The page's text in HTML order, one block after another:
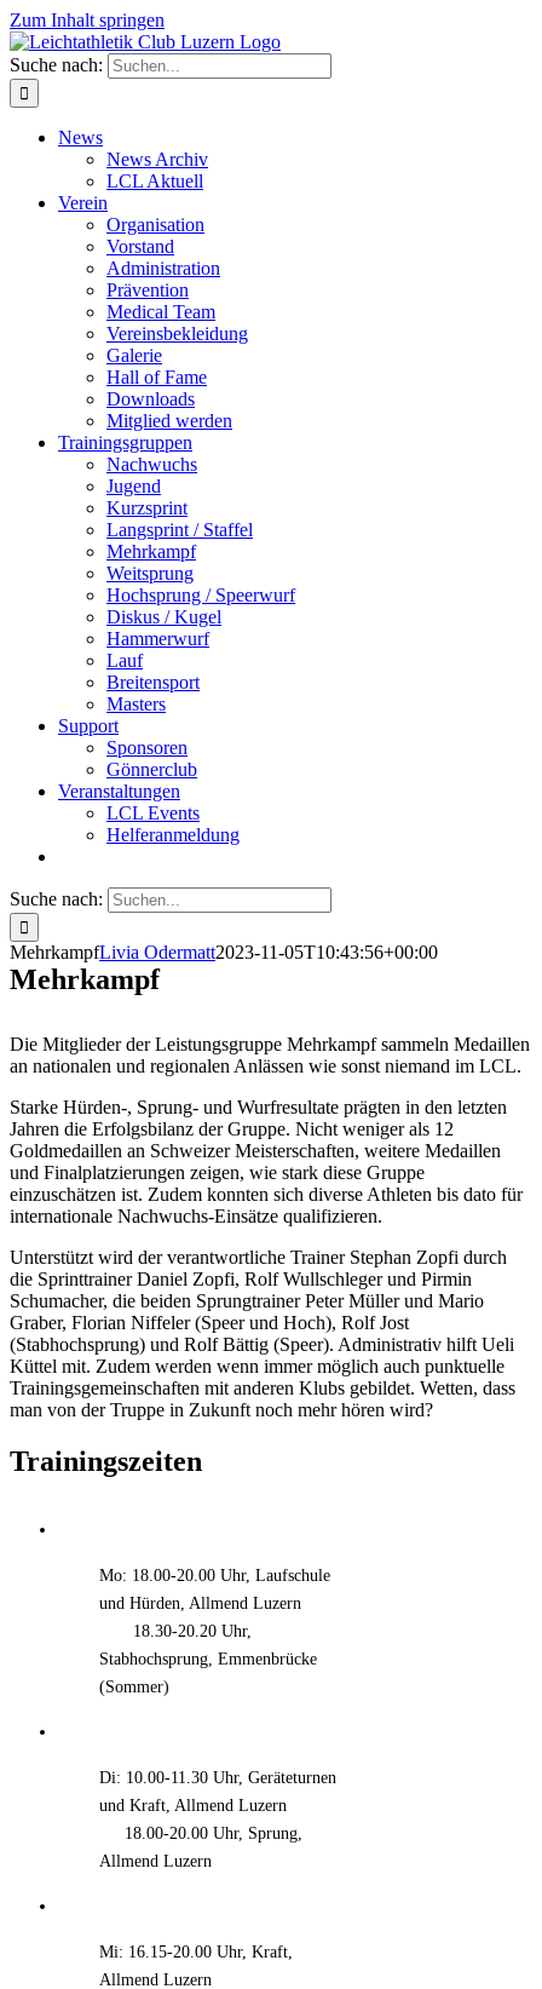
Zum Inhalt springen
Suche nach:
News
News Archiv
LCL Aktuell
Verein
Organisation
Vorstand
Administration
Prävention
Medical Team
Vereinsbekleidung
Galerie
Hall of Fame
Downloads
Mitglied werden
Trainingsgruppen
Nachwuchs
Jugend
Kurzsprint
Langsprint / Staffel
Mehrkampf
Weitsprung
Hochsprung / Speerwurf
Diskus / Kugel
Hammerwurf
Lauf
Breitensport
Masters
Support
Sponsoren
Gönnerclub
Veranstaltungen
LCL Events
Helferanmeldung
Suche nach:
MehrkampfLivia Odermatt2023-11-05T10:43:56+00:00
Mehrkampf
Die Mitglieder der Leistungsgruppe Mehrkampf sammeln Medaillen
an nationalen und regionalen Anlässen wie sonst niemand im LCL.
Starke Hürden-, Sprung- und Wurfresultate prägten in den letzten
Jahren die Erfolgsbilanz der Gruppe. Nicht weniger als 12
Goldmedaillen an Schweizer Meisterschaften, weitere Medaillen
und Finalplatzierungen zeigen, wie stark diese Gruppe
einzuschätzen ist. Zudem konnten sich diverse Athleten bis dato für
internationale Nachwuchs-Einsätze qualifizieren.
Unterstützt wird der verantwortliche Trainer Stephan Zopfi durch
die Sprinttrainer Daniel Zopfi, Rolf Wullschleger und Pirmin
Schumacher, die beiden Sprungtrainer Peter Müller und Mario
Graber, Florian Niffeler (Speer und Hoch), Rolf Jost
(Stabhochsprung) und Rolf Bättig (Speer). Administrativ hilft Ueli
Küttel mit. Zudem werden wenn immer möglich auch punktuelle
Trainingsgemeinschaften mit anderen Klubs gebildet. Wetten, dass
man von der Truppe in Zukunft noch mehr hören wird?
Trainingszeiten
Mo: 18.00-20.00 Uhr, Laufschule
und Hürden, Allmend Luzern
18.30-20.20 Uhr,
Stabhochsprung, Emmenbrücke
(Sommer)
Di: 10.00-11.30 Uhr, Geräteturnen
und Kraft, Allmend Luzern
18.00-20.00 Uhr, Sprung,
Allmend Luzern
Mi: 16.15-20.00 Uhr, Kraft,
Allmend Luzern